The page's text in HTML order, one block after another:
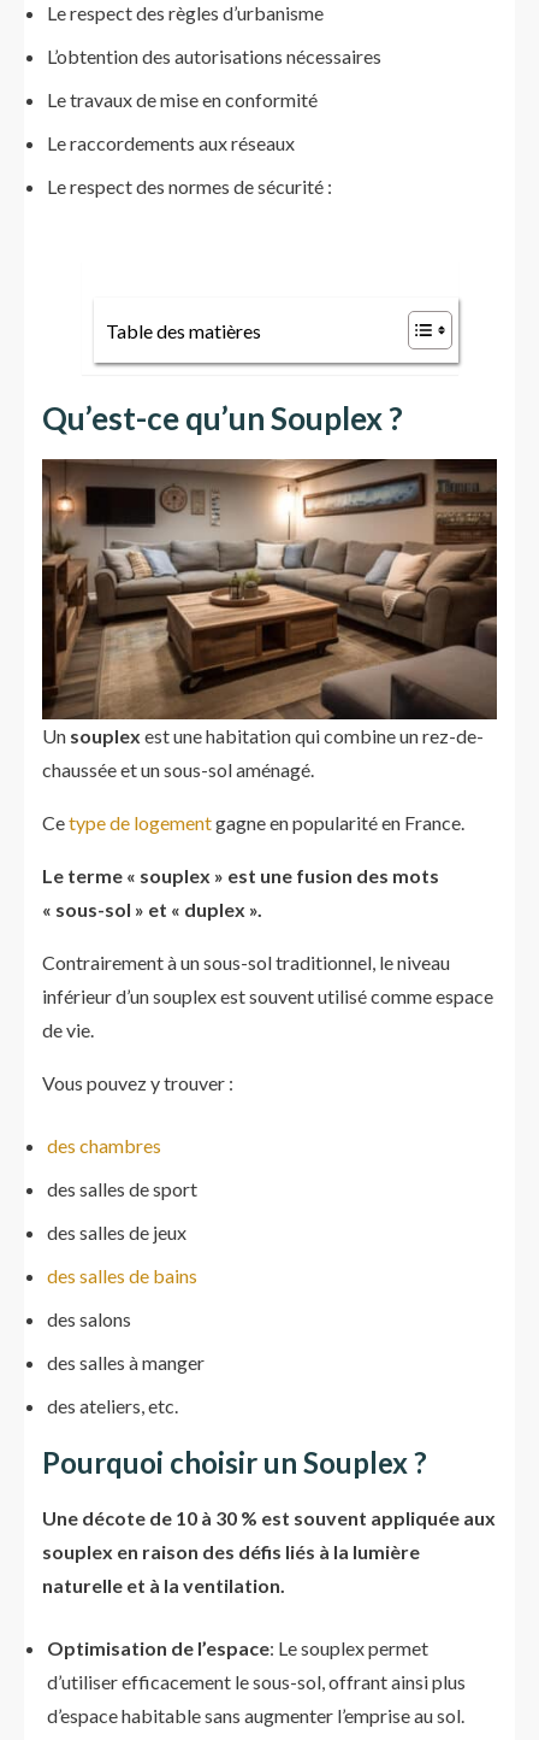
Le respect des règles d’urbanisme
L’obtention des autorisations nécessaires
Le travaux de mise en conformité
Le raccordements aux réseaux
Le respect des normes de sécurité :
Table des matières
Qu’est-ce qu’un Souplex ?
Un souplex est une habitation qui combine un rez-de-
chaussée et un sous-sol aménagé.
Cetype de logementgagne en popularité en France.
Le terme « souplex » est une fusion des mots
« sous-sol » et « duplex ».
Contrairement à un sous-sol traditionnel, le niveau
inférieur d’un souplex est souvent utilisé comme espace
de vie.
Vous pouvez y trouver :
des chambres
des salles de sport
des salles de jeux
des salles de bains
des salons
des salles à manger
des ateliers, etc.
Pourquoi choisir un Souplex ?
Une décote de 10 à 30 % est souvent appliquée aux
souplex en raison des défis liés à la lumière
naturelle et à la ventilation.
Optimisation de l’espace: Le souplex permet
d’utiliser efficacement le sous-sol, offrant ainsi plus
d’espace habitable sans augmenter l’emprise au sol.